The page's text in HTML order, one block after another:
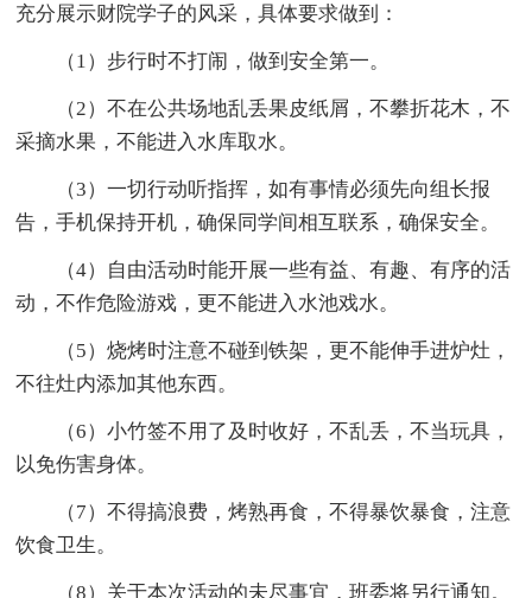
充分展示财院学子的风采，具体要求做到：
（1）步行时不打闹，做到安全第一。
（2）不在公共场地乱丢果皮纸屑，不攀折花木，不
采摘水果，不能进入水库取水。
（3）一切行动听指挥，如有事情必须先向组长报
告，手机保持开机，确保同学间相互联系，确保安全。
（4）自由活动时能开展一些有益、有趣、有序的活
动，不作危险游戏，更不能进入水池戏水。
（5）烧烤时注意不碰到铁架，更不能伸手进炉灶，
不往灶内添加其他东西。
（6）小竹签不用了及时收好，不乱丢，不当玩具，
以免伤害身体。
（7）不得搞浪费，烤熟再食，不得暴饮暴食，注意
饮食卫生。
（8）关于本次活动的未尽事宜，班委将另行通知。